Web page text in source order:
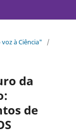
à Ciência"
/
da
de